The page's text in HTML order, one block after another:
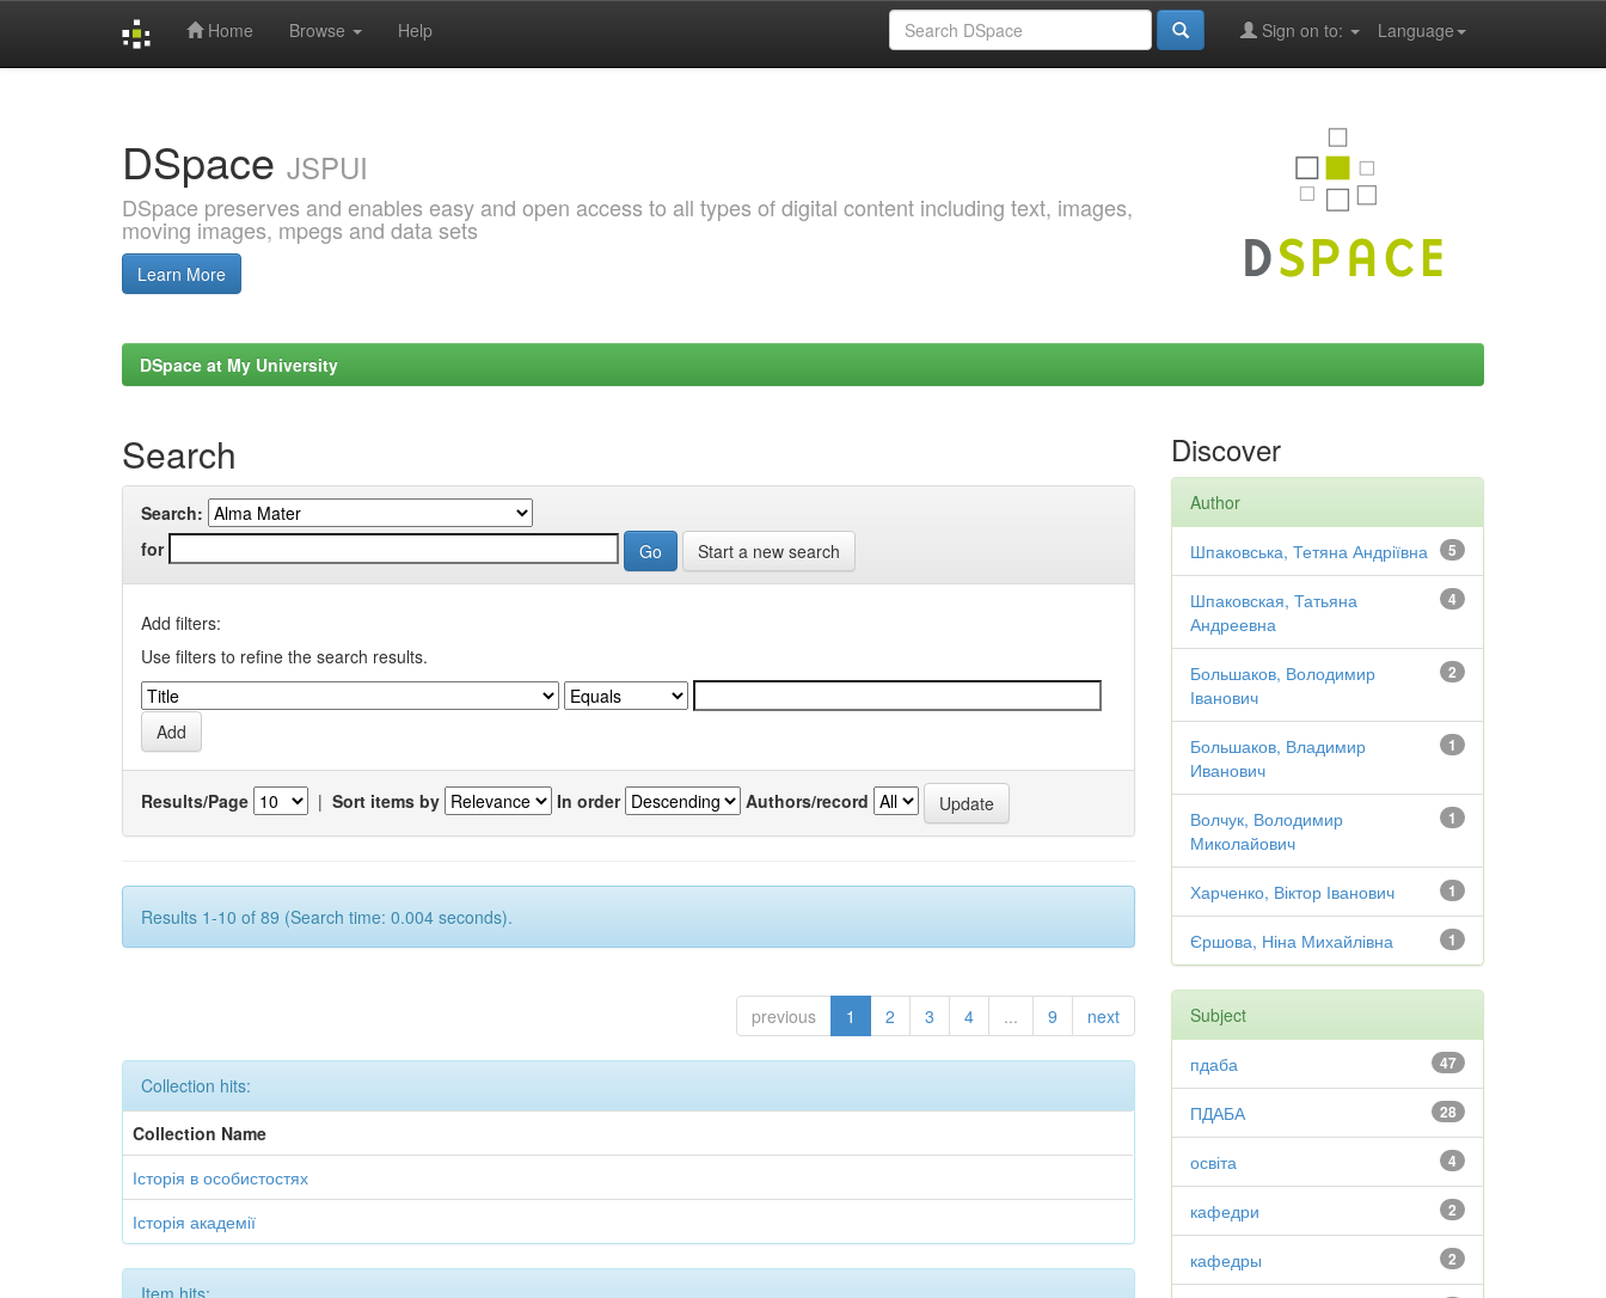
Home Browse Help Language
Sign on to:
DSpace JSPUI
DSpace preserves and enables easy and open access to all types of digital content including text, images,
moving images, mpegs and data sets
Learn More
DSpace at My University
Search
Search:
for
Start a new search
Add filters:
Use filters to refine the search results.
Results/Page | Sort items by In order Authors/record
Results 1-10 of 89 (Search time: 0.004 seconds).
previous 1 2 3 4 ... 9 next
Collection hits:
Collection Name
Історія в особистостях
Історія академії
Item hits:
Discover
Author
5
Шпаковська, Тетяна Андріївна
4
Шпаковская, Татьяна
Андреевна
2
Большаков, Володимир
Іванович
1
Большаков, Владимир
Иванович
1
Волчук, Володимир
Миколайович
1
Харченко, Віктор Іванович
1
Єршова, Ніна Михайлівна
Subject
47
пдаба
28
ПДАБА
4
освіта
2
кафедри
2
кафедры